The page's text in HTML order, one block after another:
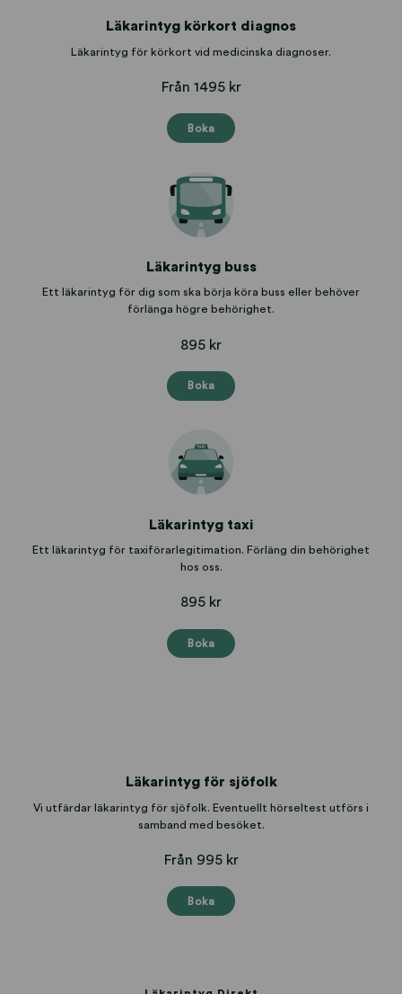
Läkarintyg körkort diagnos
Läkarintyg för körkort vid medicinska diagnoser.
Från 1495 kr
Boka
Läkarintyg buss
Ett läkarintyg för dig som ska börja köra buss eller behöver
förlänga högre behörighet.
895 kr
Boka
Läkarintyg taxi
Ett läkarintyg för taxiförarlegitimation. Förläng din behörighet
hos oss.
895 kr
Boka
Läkarintyg för sjöfolk
Vi utfärdar läkarintyg för sjöfolk. Eventuellt hörseltest utförs i
samband med besöket.
Från 995 kr
Boka